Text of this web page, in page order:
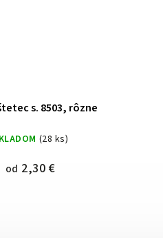
DaVinci - Syntetické ploché
NOVA
SKLADOM